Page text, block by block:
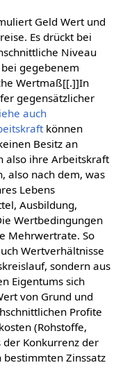
Geld Wert und
Es drückt bei
Niveau
gegebenem
Wertmaß[[.]]In
gegensätzlicher
auch
können
Besitz an
also ihre Arbeitskraft
also nach dem, was
Lebens
Ausbildung,
Wertbedingungen
Mehrwertrate. So
Wertverhältnisse
sondern aus
Eigentums sich
von Grund und
Profite
(Rohstoffe,
Konkurrenz der
Zinssatz